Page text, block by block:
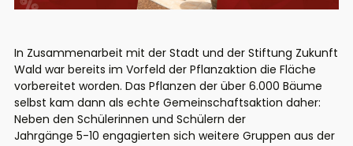
In Zusammenarbeit mit der Stadt und der Stiftung Zukunft
Wald war bereits im Vorfeld der Pflanzaktion die Fläche
vorbereitet worden. Das Pflanzen der über 6.000 Bäume
selbst kam dann als echte Gemeinschaftsaktion daher:
Neben den Schülerinnen und Schülern der
Jahrgänge 5-10 engagierten sich weitere Gruppen aus der